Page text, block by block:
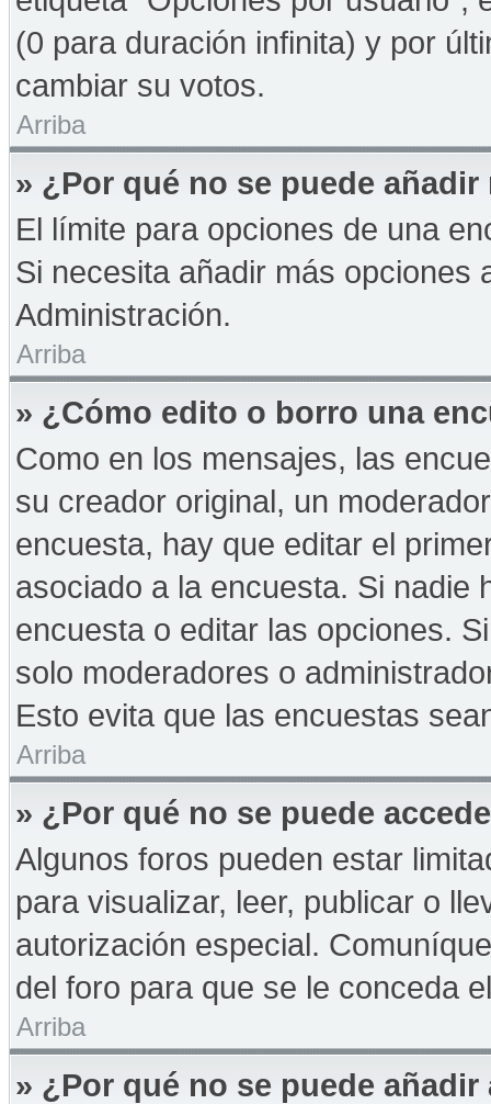
(0 para duración infinita) y por
cambiar su votos.
Arriba
» ¿Por qué no se puede
El límite para opciones de una
Si necesita añadir más opciones
Administración.
Arriba
» ¿Cómo edito o borro una
Como en los mensajes, las
su creador original, un
encuesta, hay que editar el
asociado a la encuesta. Si nadie
encuesta o editar las opciones.
solo moderadores o
Esto evita que las encuestas
Arriba
» ¿Por qué no se puede
Algunos foros pueden estar
para visualizar, leer, publicar o
autorización especial.
del foro para que se le conceda
Arriba
» ¿Por qué no se puede